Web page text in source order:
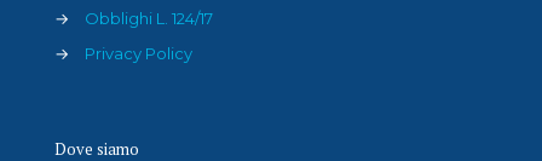
→
Obblighi L. 124/17
→
Privacy Policy
Dove siamo